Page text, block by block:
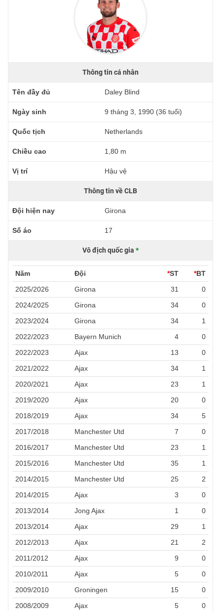
Thông tin cá nhân
Tên đầy đủ Daley Blind
Ngày sinh 9 tháng 3, 1990 (36 tuổi)
Quốc tịch Netherlands
Chiều cao 1,80 m
Vị trí Hậu vệ
Thông tin về CLB
Đội hiện nay Girona
Số áo 17
Vô địch quốc gia *
Năm Đội *ST *BT
2025/2026
Girona 31
0
2024/2025
Girona 34
0
2023/2024
Girona 34
1
2022/2023
Bayern Munich 4
0
2022/2023
Ajax 13
0
2021/2022
Ajax 34
1
2020/2021
Ajax 23
1
2019/2020
Ajax 20
0
2018/2019
Ajax 34
5
2017/2018
Manchester Utd 7
0
2016/2017
Manchester Utd 23
1
2015/2016
Manchester Utd 35
1
2014/2015
Manchester Utd 25
2
2014/2015
Ajax 3
0
2013/2014
Jong Ajax 1
0
2013/2014
Ajax 29
1
2012/2013
Ajax 21
2
2011/2012
Ajax 9
0
2010/2011
Ajax 5
0
2009/2010
Groningen 15
0
2008/2009
Ajax 5 0